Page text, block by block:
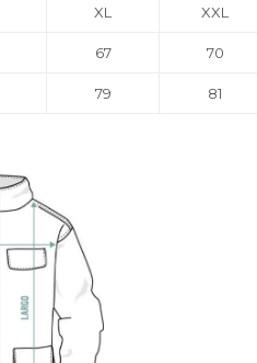
XL XXL
67 70
79 81